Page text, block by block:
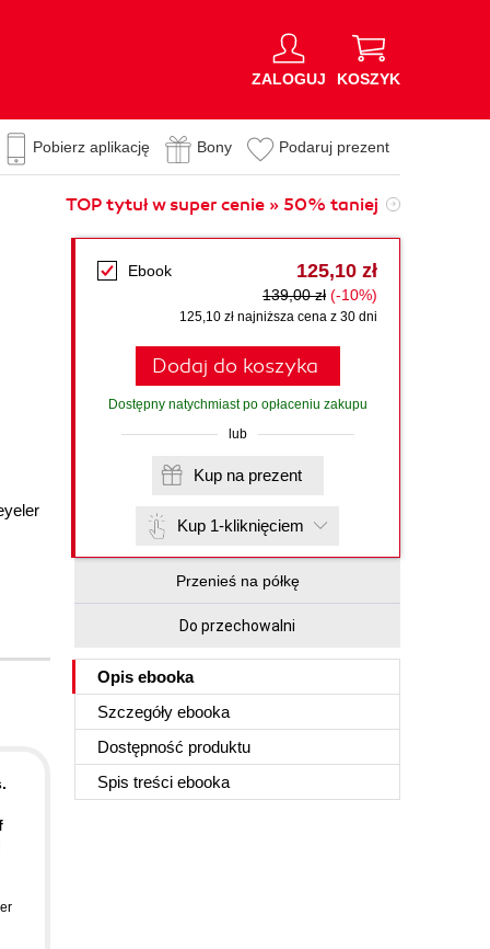
ZALOGUJ KOSZYK
Pobierz aplikację Bony Podaruj prezent
TOP tytuł w super cenie » 50% taniej
Ebook 125,10 zł
139,00 zł (-10%)
125,10 zł najniższa cena z 30 dni
Dodaj do koszyka
Dostępny natychmiast po opłaceniu zakupu
lub
Kup na prezent
Kup 1-kliknięciem
Przenieś na półkę
Do przechowalni
Opis ebooka
Szczegóły ebooka
Dostępność produktu
Spis treści ebooka